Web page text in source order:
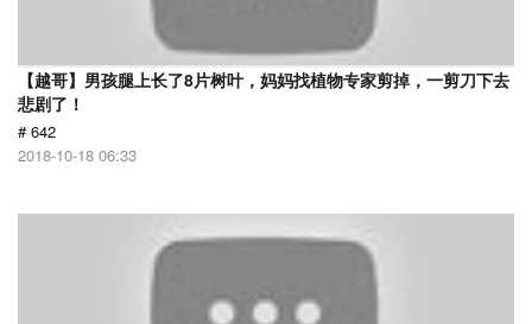
【越哥】男孩腿上长了8片树叶，妈妈找植物专家剪掉，一剪刀下去
悲剧了！
# 642
2018-10-18 06:33